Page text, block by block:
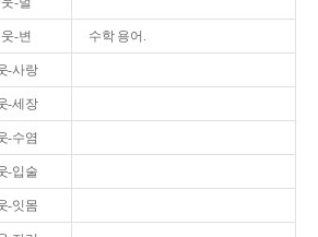
웃-변 수학 용어.
-사랑
-세장
-수염
-입술
-잇몸